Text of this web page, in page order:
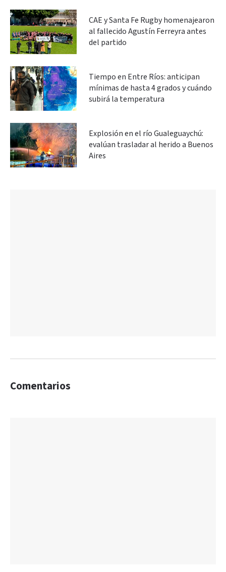
CAE y Santa Fe Rugby homenajearon
al fallecido Agustín Ferreyra antes
del partido
Tiempo en Entre Ríos: anticipan
mínimas de hasta 4 grados y cuándo
subirá la temperatura
Explosión en el río Gualeguaychú:
evalúan trasladar al herido a Buenos
Aires
Comentarios